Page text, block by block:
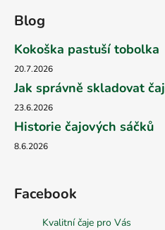
Blog
Kokoška pastuší tobolka
20.7.2026
Jak správně skladovat čaj
23.6.2026
Historie čajových sáčků
8.6.2026
Facebook
Kvalitní čaje pro Vás